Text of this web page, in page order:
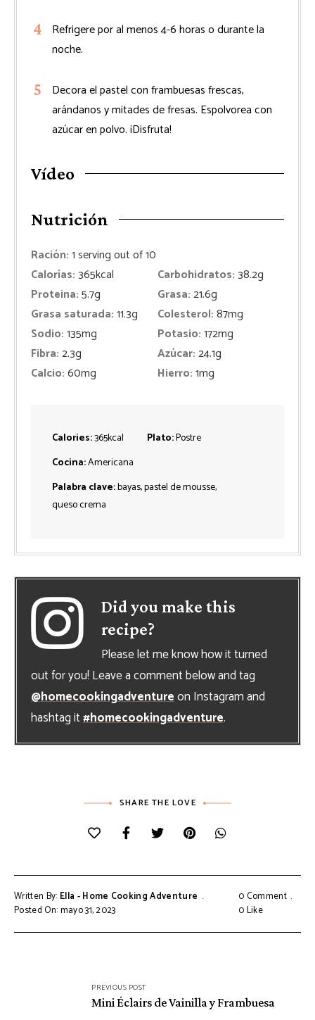
Refrigere por al menos 4-6 horas o durante la
noche.
Decora el pastel con frambuesas frescas,
arándanos y mitades de fresas. Espolvorea con
azúcar en polvo. ¡Disfruta!
Vídeo
Nutrición
Ración:1serving out of 10
Calorías:365kcal Carbohidratos:38.2g
Proteina:5.7g Grasa:21.6g
Grasa saturada:11.3g Colesterol:87mg
Sodio:135mg Potasio:172mg
Fibra:2.3g Azúcar:24.1g
Calcio:60mg Hierro:1mg
Calories:365kcal Plato:Postre
Cocina:Americana
Palabra clave:bayas, pastel de mousse,
queso crema
Did you make this
recipe?
Please let me know how it turned
out for you! Leave a comment below and tag
@homecookingadventureon Instagram and
hashtag it#homecookingadventure.
SHARE THE LOVE
Written By: Ella - Home Cooking Adventure
Posted On: mayo 31, 2023
0 Comment
0Like
PREVIOUS POST
Mini Éclairs de Vainilla y Frambuesa